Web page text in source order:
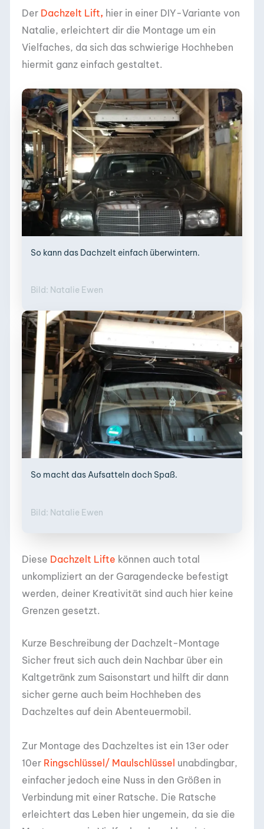
Der Dachzelt Lift, hier in einer DIY-Variante von
Natalie, erleichtert dir die Montage um ein
Vielfaches, da sich das schwierige Hochheben
hiermit ganz einfach gestaltet.
So kann das Dachzelt einfach überwintern.
Bild: Natalie Ewen
So macht das Aufsatteln doch Spaß.
Bild: Natalie Ewen
Diese Dachzelt Lifte können auch total
unkompliziert an der Garagendecke befestigt
werden, deiner Kreativität sind auch hier keine
Grenzen gesetzt.
Kurze Beschreibung der Dachzelt-Montage
Sicher freut sich auch dein Nachbar über ein
Kaltgetränk zum Saisonstart und hilft dir dann
sicher gerne auch beim Hochheben des
Dachzeltes auf dein Abenteuermobil.
Zur Montage des Dachzeltes ist ein 13er oder
10er Ringschlüssel/ Maulschlüssel unabdingbar,
einfacher jedoch eine Nuss in den Größen in
Verbindung mit einer Ratsche. Die Ratsche
erleichtert das Leben hier ungemein, da sie die